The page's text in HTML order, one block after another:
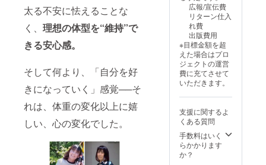
太る不安に怯えることな
く、 理想の体型を“維持”で
きる安心感。
そして何より、「自分を好
きになっていく」感覚──そ
れは、体重の変化以上に嬉
しい、心の変化でした。
い。 ・
有効期
限：提
供後6ヶ
月以内
にご参
加くだ
さい。
途ご相
談のう
え決定
注意事
項： ・
実施期
間は開
始日か
ら6ヶ月
間 ・ス
ケ
ジュー
ルは相
談のう
え調整
可能で
には数
日かか
る場合
があり
ます。
レッス
ン動画
の視聴
制限は
なし。
サイ
ズ：長
さ
98cm×
＋電子
書籍＋
レッチ
ポール
の郵送
・注意
事項、
有効期
限：
ン予約
は提供
開始か
ら6ヶ月
以内／
せ習
慣」を
けてい
ただき
ます。
日々の
食事を
記録で
きる専
リで日
常をサ
ポート
し、悩
みやつ
広報/宣伝費
リターン仕入
れ費
出版費用
※目標金額を超
えた場合はプロ
ジェクトの運営
費に充てさせて
いただきます。
支援に関するよ
くある質問
手数料はいく
らかかります
か？